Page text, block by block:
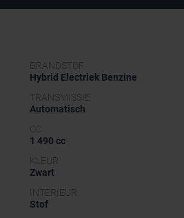
BRANDSTOF
Hybrid Electriek Benzine
TRANSMISSIE
Automatisch
CC
1 490 cc
KLEUR
Zwart
INTERIEUR
Stof